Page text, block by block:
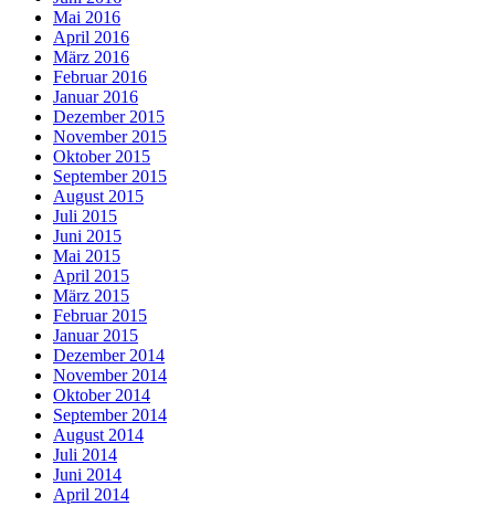
Mai 2016
April 2016
März 2016
Februar 2016
Januar 2016
Dezember 2015
November 2015
Oktober 2015
September 2015
August 2015
Juli 2015
Juni 2015
Mai 2015
April 2015
März 2015
Februar 2015
Januar 2015
Dezember 2014
November 2014
Oktober 2014
September 2014
August 2014
Juli 2014
Juni 2014
April 2014